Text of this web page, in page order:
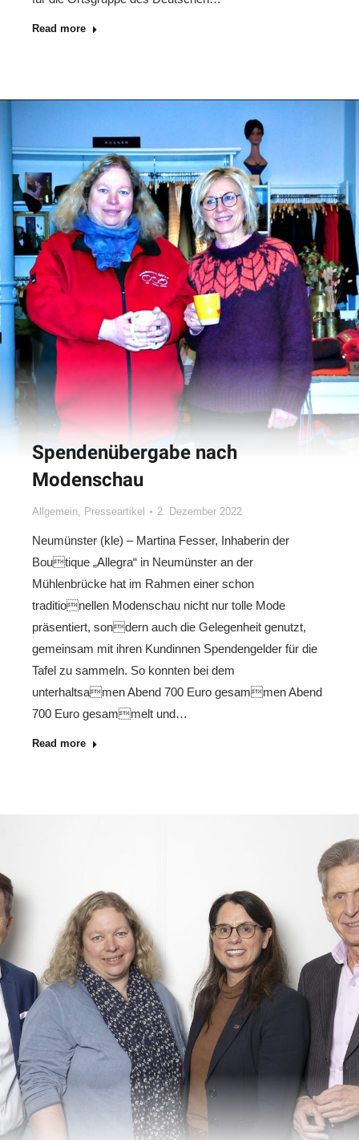
Read more
Spendenübergabe nach
Modenschau
Allgemein, Presseartikel 2. Dezember 2022
Neumünster (kle) – Martina Fesser, Inhaberin der
Boutique „Allegra“ in Neumünster an der
Mühlenbrücke hat im Rahmen einer schon
traditionellen Modenschau nicht nur tolle Mode
präsentiert, sondern auch die Gelegenheit genutzt,
gemeinsam mit ihren Kundinnen Spendengelder für die
Tafel zu sammeln. So konnten bei dem
unterhaltsamen Abend 700 Euro gesammen Abend
700 Euro gesammelt und…
Read more